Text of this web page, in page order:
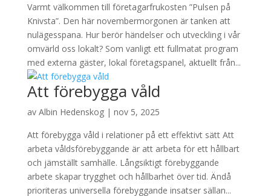
Varmt välkommen till företagarfrukosten ”Pulsen på
Knivsta”. Den här novembermorgonen är tanken att
nulägesspana. Hur berör händelser och utveckling i vår
omvärld oss lokalt? Som vanligt ett fullmatat program
med externa gäster, lokal företagspanel, aktuellt från...
Att förebygga våld
av Albin Hedenskog| nov 5, 2025
Att förebygga våld i relationer på ett effektivt sätt Att
arbeta våldsförebyggande är att arbeta för ett hållbart
och jämställt samhälle. Långsiktigt förebyggande
arbete skapar trygghet och hållbarhet över tid. Ändå
prioriteras universella förebyggande insatser sällan...